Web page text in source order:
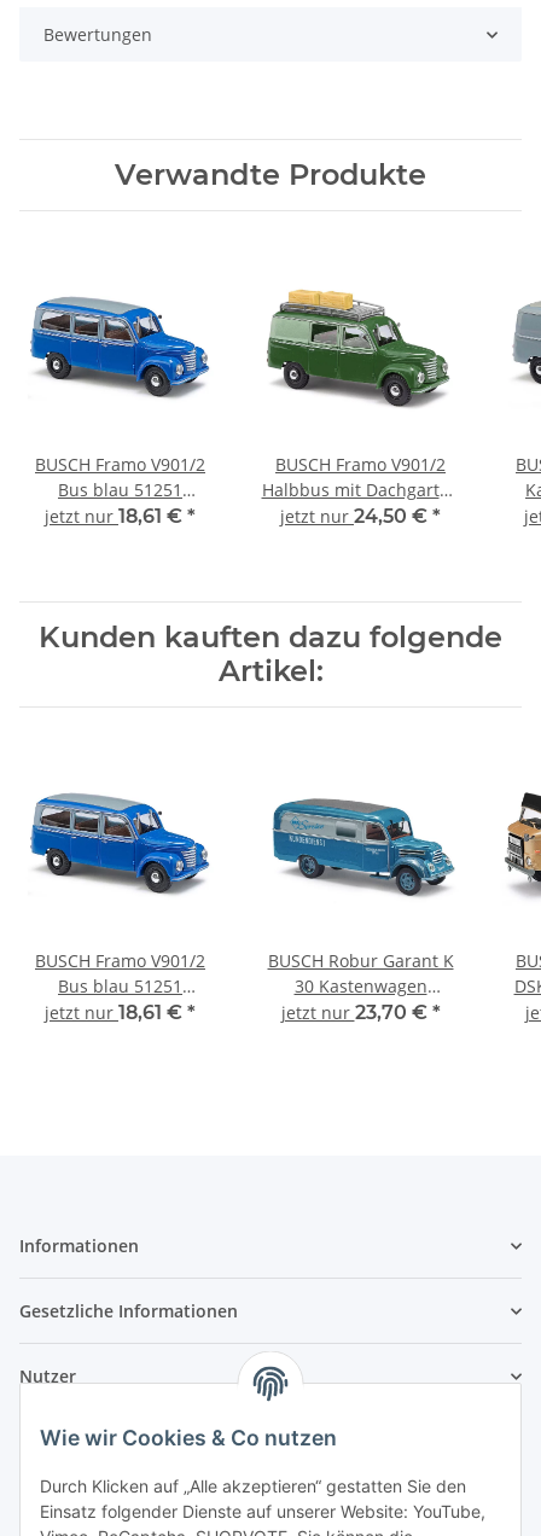
Wie wir Cookies & Co nutzen
Durch Klicken auf „Alle akzeptieren“ gestatten Sie den
Einsatz folgender Dienste auf unserer Website: YouTube,
Bewertungen
Verwandte Produkte
BUSCH Framo V901/2
Bus blau 51251
Automodell 1:87
jetzt nur 18,61 € *
BUSCH Framo V901/2
Halbbus mit Dachgarten
und Kisten 51279
jetzt nur 24,50 € *
Kunden kauften dazu folgende
Artikel:
BUSCH Framo V901/2
Bus blau 51251
Automodell 1:87
jetzt nur 18,61 € *
BUSCH Robur Garant K
30 Kastenwagen
Kundendienst Robur
jetzt nur 23,70 € *
Informationen
Gesetzliche Informationen
Nutzer